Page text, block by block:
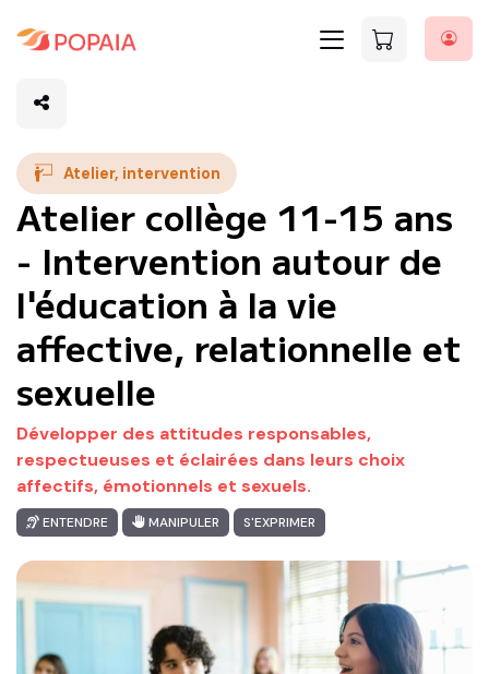
Atelier, intervention
Atelier collège 11-15 ans
- Intervention autour de
l'éducation à la vie
affective, relationnelle et
sexuelle
Développer des attitudes responsables,
respectueuses et éclairées dans leurs choix
affectifs, émotionnels et sexuels.
ENTENDRE MANIPULER S'EXPRIMER